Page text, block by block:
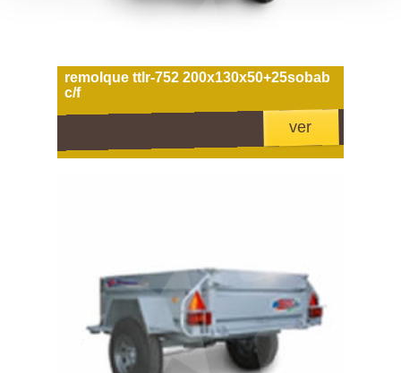
remolque ttlr-752 200x130x50+25sobab
c/f
ver